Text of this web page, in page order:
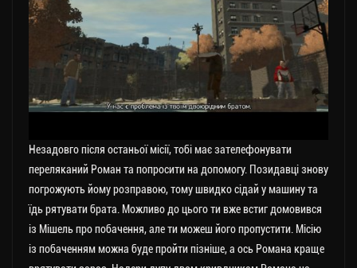
Незадовго після останьої місії, тобі має зателефонувати
переляканий Роман та попросити на допомогу. Позидавці знову
погрожують йому розправою, тому швидко сідай у машину та
їдь рятувати брата. Можливо до цього ти вже встиг домовився
із Мішель про побачення, але ти можеш його пропустити. Місію
із побаченням можна буде пройти пізніше, а ось Романа краще